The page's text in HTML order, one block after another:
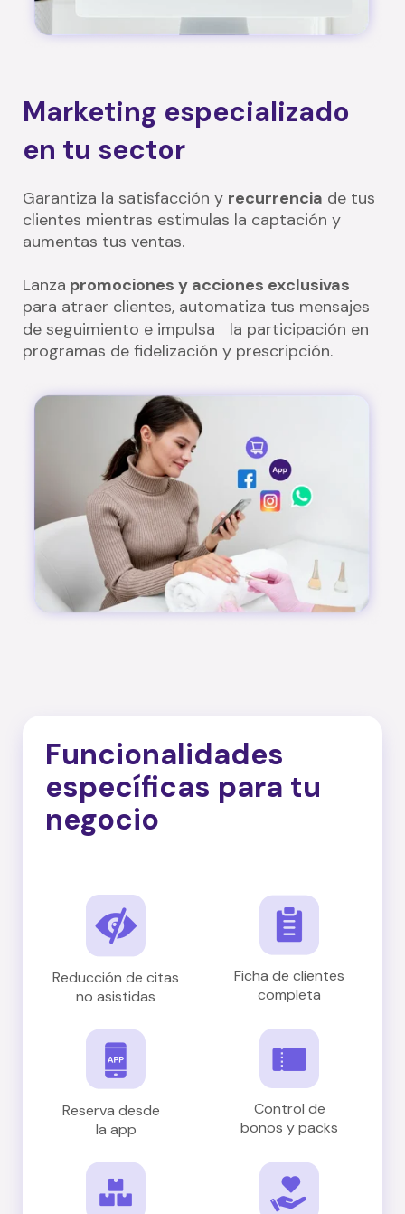
Marketing especializado
en tu sector
Garantiza la satisfacción y recurrencia de tus
clientes mientras estimulas la captación y
aumentas tus ventas.
Lanza promociones y acciones exclusivas
para atraer clientes, automatiza tus mensajes
de seguimiento e impulsa la participación en
programas de fidelización y prescripción.
Funcionalidades
específicas para tu
negocio
Reducción de citas
no asistidas
Ficha de clientes
completa
Reserva desde
la app
Control de
bonos y packs